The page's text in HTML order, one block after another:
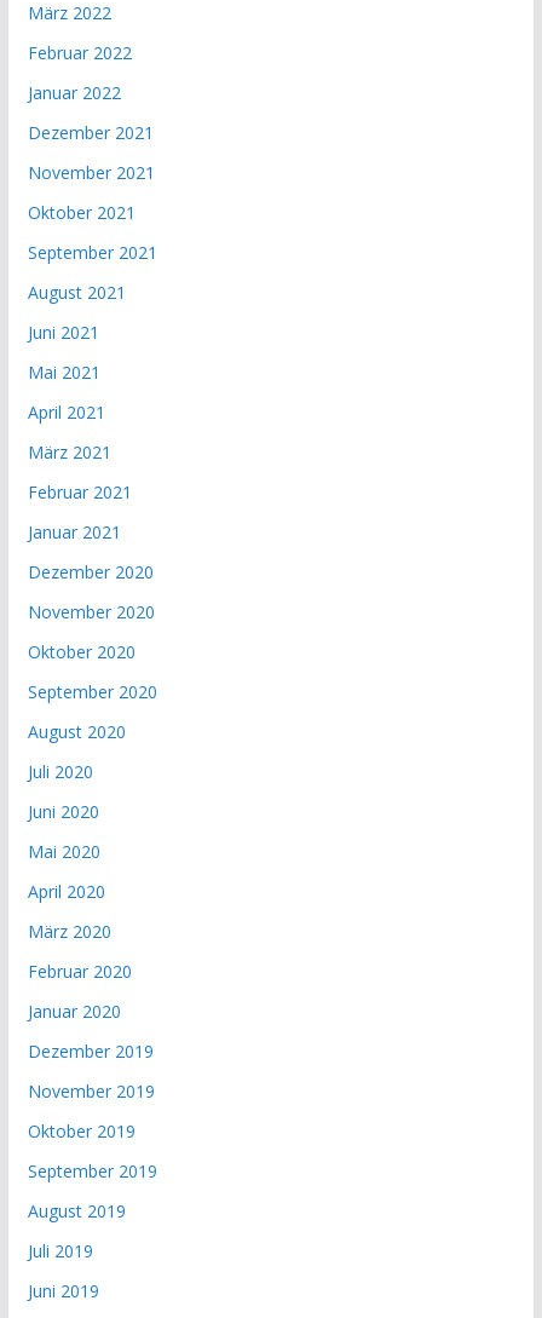
März 2022
Februar 2022
Januar 2022
Dezember 2021
November 2021
Oktober 2021
September 2021
August 2021
Juni 2021
Mai 2021
April 2021
März 2021
Februar 2021
Januar 2021
Dezember 2020
November 2020
Oktober 2020
September 2020
August 2020
Juli 2020
Juni 2020
Mai 2020
April 2020
März 2020
Februar 2020
Januar 2020
Dezember 2019
November 2019
Oktober 2019
September 2019
August 2019
Juli 2019
Juni 2019